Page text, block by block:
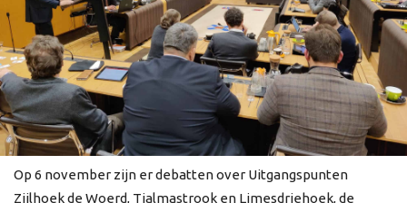
Op 6 november zijn er debatten over Uitgangspunten
Zijlhoek de Woerd, Tjalmastrook en Limesdriehoek, de